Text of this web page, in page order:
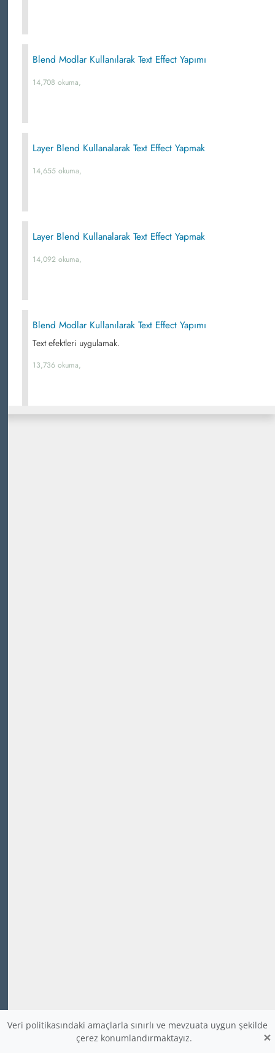
Blend Modlar Kullanılarak Text Effect Yapımı
14,708 okuma,
Layer Blend Kullanalarak Text Effect Yapmak
14,655 okuma,
Layer Blend Kullanalarak Text Effect Yapmak
14,092 okuma,
Blend Modlar Kullanılarak Text Effect Yapımı
Text efektleri uygulamak.
13,736 okuma,
Veri politikasındaki amaçlarla sınırlı ve mevzuata uygun şekilde
çerez konumlandırmaktayız.
×